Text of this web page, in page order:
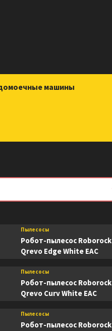
машины
Roborock Saros Z70
Пылесосы
Робот-пылесос Roborock
Qrevo Edge White EAC
Пылесосы
Робот-пылесос Roborock
Qrevo Curv White EAC
Пылесосы
Робот-пылесос Roborock